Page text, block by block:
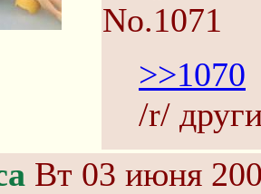
No.1071
>>1070
/r/
Вт 03 июня